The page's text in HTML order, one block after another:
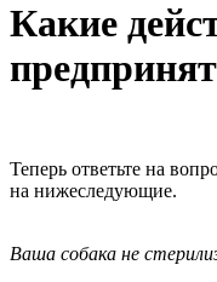
Какие
Теперь ответьте на
на нижеследующие.
Ваша собака не